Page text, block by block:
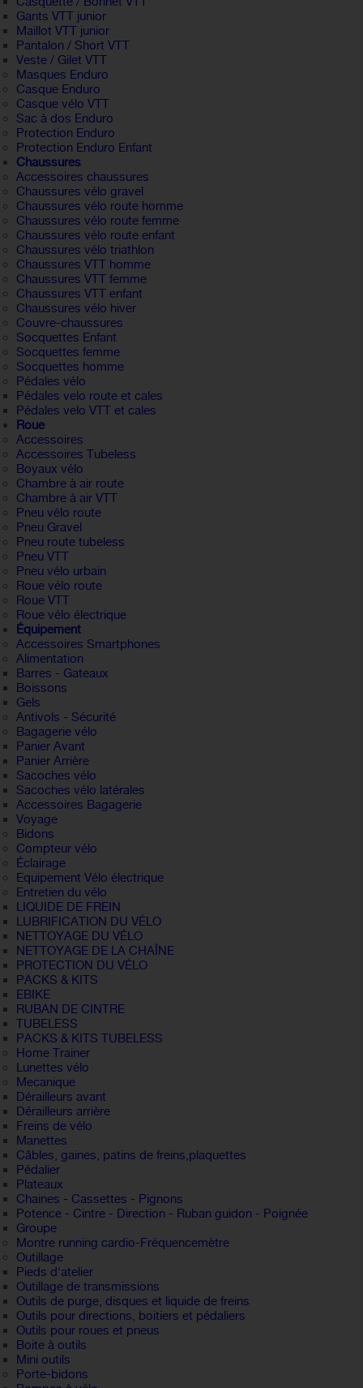
Gants VTT junior
Maillot VTT junior
Pantalon / Short VTT
Veste / Gilet VTT
Masques Enduro
Casque Enduro
Casque vélo VTT
Sac à dos Enduro
Protection Enduro
Protection Enduro Enfant
Chaussures
Accessoires chaussures
Chaussures vélo gravel
Chaussures vélo route homme
Chaussures vélo route femme
Chaussures vélo route enfant
Chaussures vélo triathlon
Chaussures VTT homme
Chaussures VTT femme
Chaussures VTT enfant
Chaussures vélo hiver
Couvre-chaussures
Socquettes Enfant
Socquettes femme
Socquettes homme
Pédales vélo
Pédales velo route et cales
Pédales velo VTT et cales
Roue
Accessoires
Accessoires Tubeless
Boyaux vélo
Chambre à air route
Chambre à air VTT
Pneu vélo route
Pneu Gravel
Pneu route tubeless
Pneu VTT
Pneu vélo urbain
Roue vélo route
Roue VTT
Roue vélo électrique
Équipement
Accessoires Smartphones
Alimentation
Barres - Gateaux
Boissons
Gels
Antivols - Sécurité
Bagagerie vélo
Panier Avant
Panier Arrière
Sacoches vélo
Sacoches vélo latérales
Accessoires Bagagerie
Voyage
Bidons
Compteur vélo
Éclairage
Equipement Vélo électrique
Entretien du vélo
LIQUIDE DE FREIN
LUBRIFICATION DU VÉLO
NETTOYAGE DU VÉLO
NETTOYAGE DE LA CHAÎNE
PROTECTION DU VÉLO
PACKS & KITS
EBIKE
RUBAN DE CINTRE
TUBELESS
PACKS & KITS TUBELESS
Home Trainer
Lunettes vélo
Mecanique
Dérailleurs avant
Dérailleurs arrière
Freins de vélo
Manettes
Câbles, gaines, patins de freins,plaquettes
Pédalier
Plateaux
Chaines - Cassettes - Pignons
Potence - Cintre - Direction - Ruban guidon - Poignée
Groupe
Montre running cardio-Fréquencemètre
Outillage
Pieds d'atelier
Outillage de transmissions
Outils de purge, disques et liquide de freins
Outils pour directions, boitiers et pédaliers
Outils pour roues et pneus
Boite à outils
Mini outils
Porte-bidons